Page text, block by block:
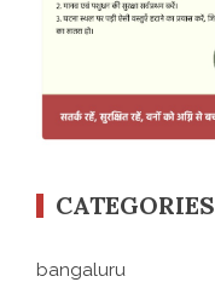
CATEGORIES
bangaluru